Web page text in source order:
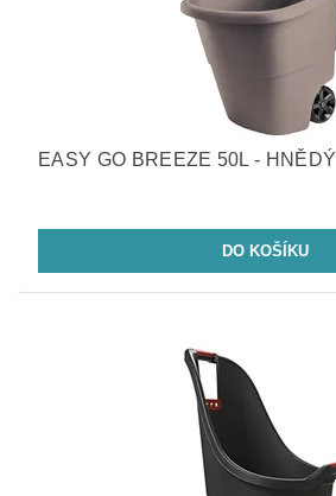
EASY GO BREEZE 50L - HNĚDÝ